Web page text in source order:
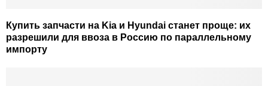
Купить запчасти на Kia и Hyundai станет проще: их
разрешили для ввоза в Россию по параллельному
импорту